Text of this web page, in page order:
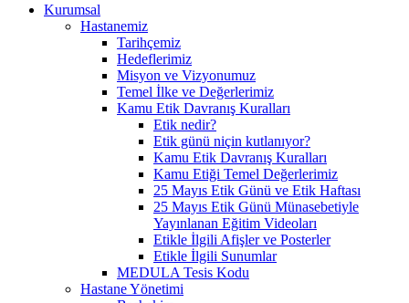
Kurumsal
Hastanemiz
Tarihçemiz
Hedeflerimiz
Misyon ve Vizyonumuz
Temel İlke ve Değerlerimiz
Kamu Etik Davranış Kuralları
Etik nedir?
Etik günü niçin kutlanıyor?
Kamu Etik Davranış Kuralları
Kamu Etiği Temel Değerlerimiz
25 Mayıs Etik Günü ve Etik Haftası
25 Mayıs Etik Günü Münasebetiyle
Yayınlanan Eğitim Videoları
Etikle İlgili Afişler ve Posterler
Etikle İlgili Sunumlar
MEDULA Tesis Kodu
Hastane Yönetimi